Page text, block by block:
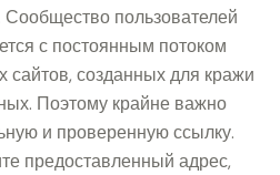
Сообщество пользователей
с постоянным потоком
созданных для кражи
Поэтому крайне важно
и проверенную ссылку.
предоставленный адрес,